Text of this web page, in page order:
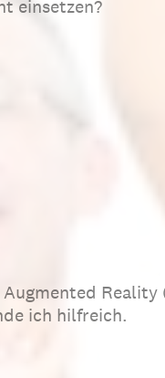
einsetzen?
Augmented
ich hilfreich.